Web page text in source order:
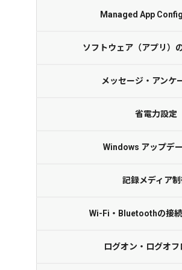
Managed App
ソフトウェア（アプリ）
メッセージ・ アンケ
省電力設定
Windows アップデ
記録メディア
Wi-Fi・Bluetoothの接
ログオン・ ログオフ